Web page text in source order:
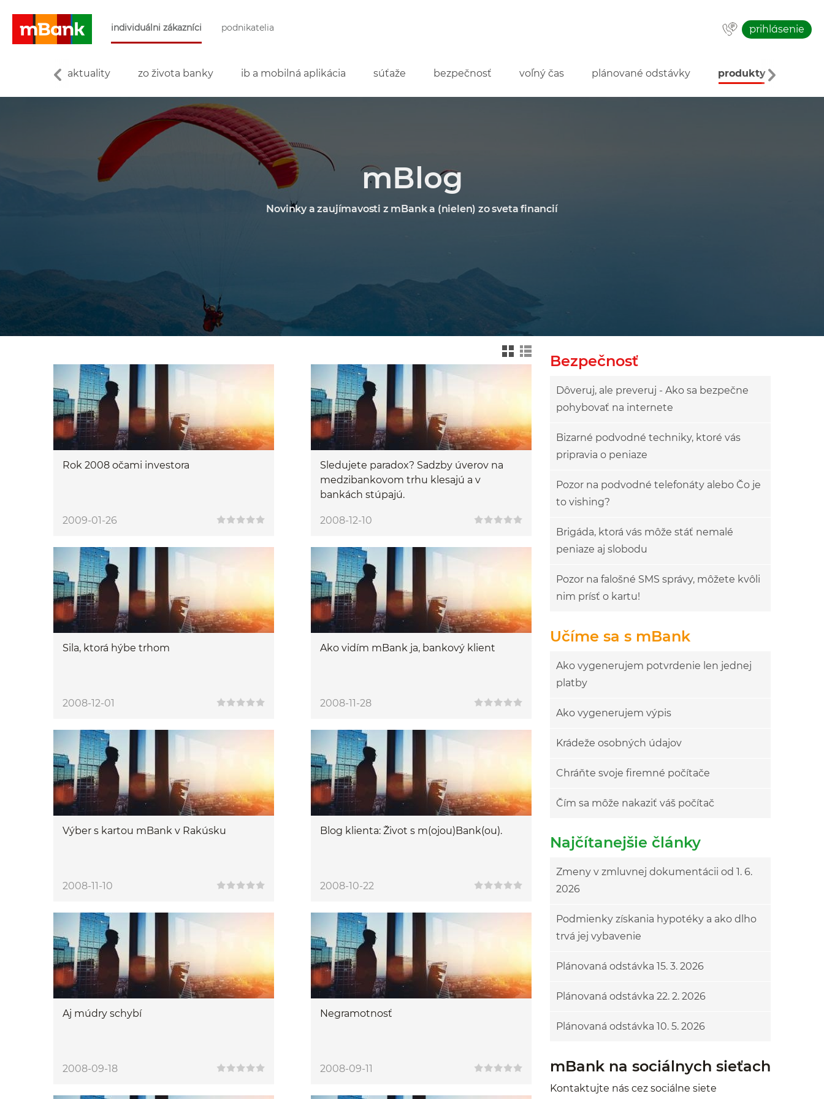
individuálni zákazníci podnikatelia prihlásenie
aktuality zo života banky ib a mobilná aplikácia súťaže bezpečnosť voľný čas plánované odstávky produkty
mBlog
Novinky a zaujímavosti z mBank a (nielen) zo sveta financií
Rok 2008 očami investora
2009-01-26
Sledujete paradox? Sadzby úverov na
medzibankovom trhu klesajú a v
bankách stúpajú.
2008-12-10
Sila, ktorá hýbe trhom
2008-12-01
Ako vidím mBank ja, bankový klient
2008-11-28
Výber s kartou mBank v Rakúsku
2008-11-10
Blog klienta: Život s m(ojou)Bank(ou).
2008-10-22
Aj múdry schybí
2008-09-18
Negramotnosť
2008-09-11
Bezpečnosť
Dôveruj, ale preveruj - Ako sa bezpečne
pohybovať na internete
Bizarné podvodné techniky, ktoré vás
pripravia o peniaze
Pozor na podvodné telefonáty alebo Čo je
to vishing?
Brigáda, ktorá vás môže stáť nemalé
peniaze aj slobodu
Pozor na falošné SMS správy, môžete kvôli
nim prísť o kartu!
Učíme sa s mBank
Ako vygenerujem potvrdenie len jednej
platby
Ako vygenerujem výpis
Krádeže osobných údajov
Chráňte svoje firemné počítače
Čím sa môže nakaziť váš počítač
Najčítanejšie články
Zmeny v zmluvnej dokumentácii od 1. 6.
2026
Podmienky získania hypotéky a ako dlho
trvá jej vybavenie
Plánovaná odstávka 15. 3. 2026
Plánovaná odstávka 22. 2. 2026
Plánovaná odstávka 10. 5. 2026
mBank na sociálnych sieťach
Kontaktujte nás cez sociálne siete